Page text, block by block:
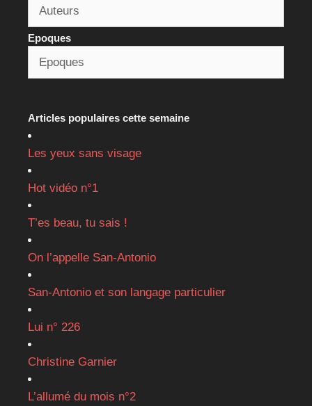
Epoques
Articles populaires cette semaine
Les yeux sans visage
Hot vidéo n°1
T’es beau, tu sais !
On l’appelle San-Antonio
San-Antonio et son langage particulier
Lui n° 226
Christine Garnier
L’allumé du mois n°2